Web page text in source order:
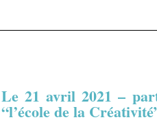
Le 21 avril 2021 –
“l’école de la